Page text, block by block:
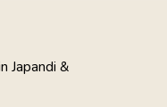
Japandi &